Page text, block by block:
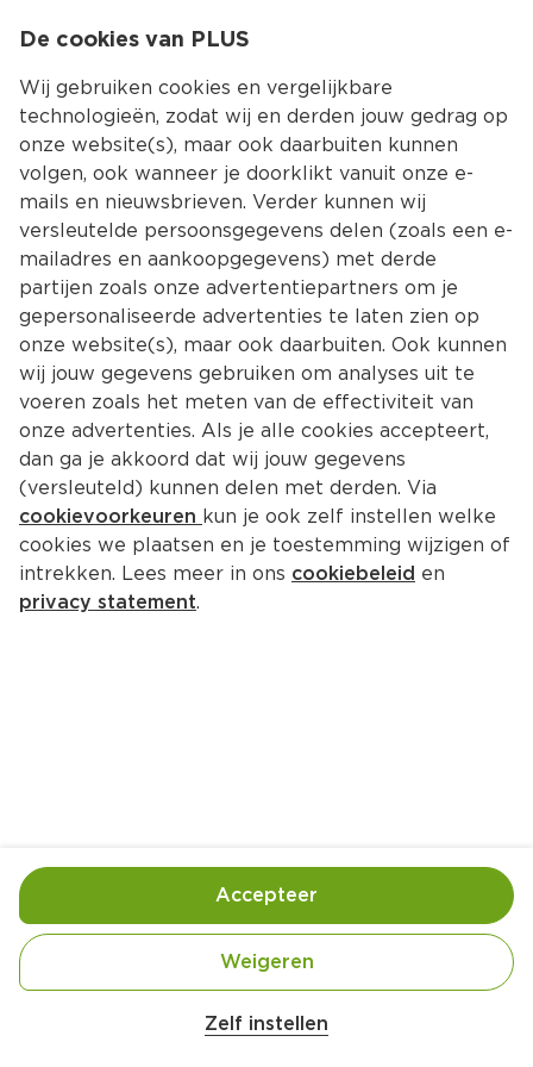
Kies jouw
Terug Producten
Café Nova Koffiecapsules lungo
Doos 14 st  (stuks €0.34)
Handige informatie over dit product
Rainforest Alliance people and nature
Nutri-Score B
De cookies van PLUS
Wij gebruiken cookies en vergelijkbare
technologieën, zodat wij en derden jouw gedrag op
onze website(s), maar ook daarbuiten kunnen
volgen, ook wanneer je doorklikt vanuit onze e-
mails en nieuwsbrieven. Verder kunnen wij
versleutelde persoonsgegevens delen (zoals een e-
mailadres en aankoopgegevens) met derde
partijen zoals onze advertentiepartners om je
gepersonaliseerde advertenties te laten zien op
onze website(s), maar ook daarbuiten. Ook kunnen
wij jouw gegevens gebruiken om analyses uit te
voeren zoals het meten van de effectiviteit van
onze advertenties. Als je alle cookies accepteert,
dan ga je akkoord dat wij jouw gegevens
(versleuteld) kunnen delen met derden. Via
cookievoorkeuren kun je ook zelf instellen welke
cookies we plaatsen en je toestemming wijzigen of
intrekken. Lees meer in ons cookiebeleid en
privacy statement.
Zelf instellen
Weigeren
Accepteer